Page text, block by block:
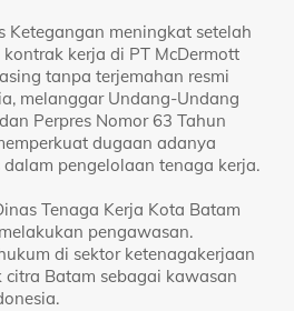
Ketegangan meningkat setelah
kerja di PT McDermott
tanpa terjemahan resmi
melanggar Undang-Undang
Perpres Nomor 63 Tahun
dugaan adanya
pengelolaan tenaga kerja.
Tenaga Kerja Kota Batam
pengawasan.
di sektor ketenagakerjaan
Batam sebagai kawasan